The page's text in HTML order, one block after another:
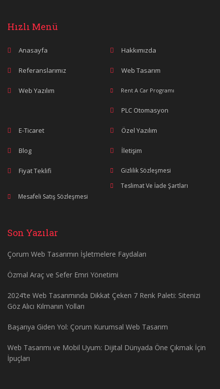
Hızlı Menü
Anasayfa Hakkımızda
Referanslarımız Web Tasarım
Web Yazılım Rent A Car Programı
PLC Otomasyon
E-Ticaret Özel Yazılım
Blog İletişim
Fiyat Teklifi
Gizlilik Sözleşmesi
Teslimat Ve İade Şartları
Mesafeli Satış Sözleşmesi
Son Yazılar
Çorum Web Tasarımın İşletmelere Faydaları
Özmal Araç ve Sefer Emri Yönetimi
2024’te Web Tasarımında Dikkat Çeken 7 Renk Paleti: Sitenizi
Göz Alıcı Kılmanın Yolları
Başarıya Giden Yol: Çorum Kurumsal Web Tasarım
Web Tasarımı ve Mobil Uyum: Dijital Dünyada Öne Çıkmak İçin
İpuçları